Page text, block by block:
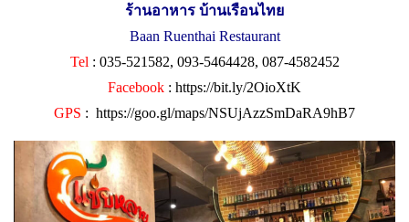
ร้านอาหาร บ้านเรือนไทย
Baan Ruenthai Restaurant
Tel : 035-521582, 093-5464428, 087-4582452
Facebook : https://bit.ly/2OioXtK
GPS : https://goo.gl/maps/NSUjAzzSmDaRA9hB7